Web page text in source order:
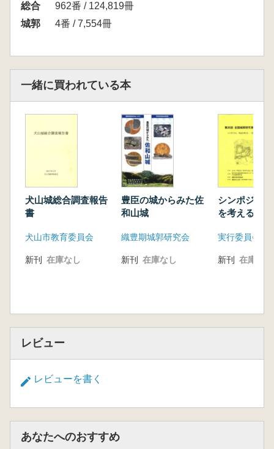
6.城門としての性能
7.同一城内での門の変化
9.水戸城(江戸氏)
エピソード 香合
水戸城の修築/中御門/薬医門/大手・搦手の移り
変わり/浄光寺門/阿弥陀板/柵町坂門/大手門/浄
光寺山門/浄光寺山門の位置付け
12.水戸城の門扉
13.法鷲院山門(山尾城)
田口家門/大木家門/エピソード 五十間長屋
15.乾徳寺山門(武茂城)
の結城城
18・幕末大名表・関ヶ原の戦い以前の大名表
19.土浦城
櫓門/霞門/前川門/細田家門/山本家門/小林家門
20.笠間城
福法寺山門/小林家門/三田山門
総合
962番 / 124,819冊
城郭
4番 / 7,554冊
一緒に買われている本
犬山城総合調査報告
書
犬山市教育委員会
新刊 在庫なし
豊臣の城からみた佐
和山城
織豊期城郭研究会
新刊 在庫なし
シンポジウ
を考える 定
新刊 在庫なし
レビュー
レビューを書く
あなたへのおすすめ